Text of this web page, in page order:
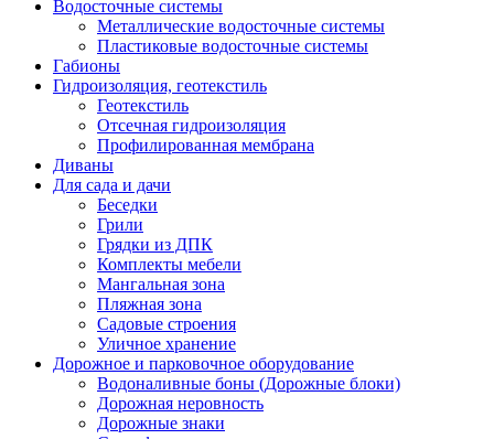
Водосточные системы
Металлические водосточные системы
Пластиковые водосточные системы
Габионы
Гидроизоляция, геотекстиль
Геотекстиль
Отсечная гидроизоляция
Профилированная мембрана
Диваны
Для сада и дачи
Беседки
Грили
Грядки из ДПК
Комплекты мебели
Мангальная зона
Пляжная зона
Садовые строения
Уличное хранение
Дорожное и парковочное оборудование
Водоналивные боны (Дорожные блоки)
Дорожная неровность
Дорожные знаки